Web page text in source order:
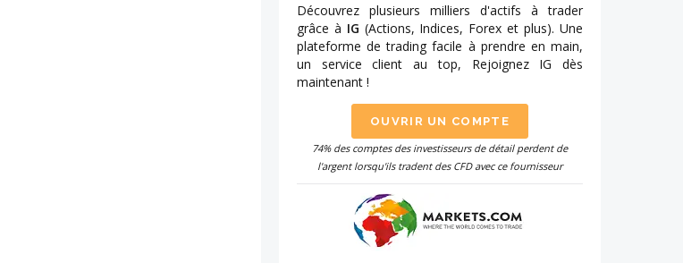
Découvrez plusieurs milliers d'actifs à trader
grâce à IG (Actions, Indices, Forex et plus). Une
plateforme de trading facile à prendre en main,
un service client au top, Rejoignez IG dès
maintenant !
OUVRIR UN COMPTE
74% des comptes des investisseurs de détail perdent de
l'argent lorsqu'ils tradent des CFD avec ce fournisseur